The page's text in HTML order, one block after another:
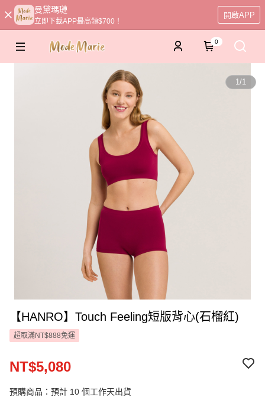
曼黛瑪璉
立即下載APP最高領$700！
開啟APP
0
1/1
【HANRO】Touch Feeling短版背心(石榴紅)
超取滿NT$888免運
NT$5,080
預購商品：預計 10 個工作天出貨